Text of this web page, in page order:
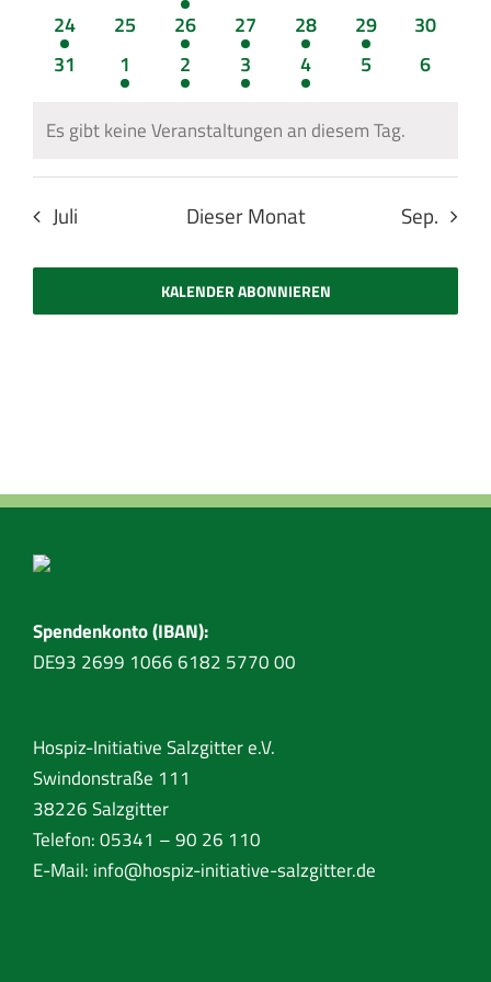
Veranstaltungen
Veranstaltungen
VeranstaltungVeranstaltungen
Veranstaltungen
1
Veranstaltung
24
0
Veranstaltungen
25
1
Veranstaltung
26
1
Veranstaltung
27
1
Veranstaltung
28
1
Veranstaltung
29
0
30
0
Veranstaltungen
31
2
Veranstaltungen
1
1
Veranstaltung
2
1
Veranstaltung
3
1
Veranstaltung
4
0
5
0
6
Hinweis
Es gibt keine Veranstaltungen an diesem Tag.
Juli Dieser Monat Sep.
KALENDER ABONNIEREN
Spendenkonto (IBAN):
DE93 2699 1066 6182 5770 00
Hospiz-Initiative Salzgitter e.V.
Swindonstraße 111
38226 Salzgitter
Telefon: 05341 – 90 26 110
E-Mail: info@hospiz-initiative-salzgitter.de